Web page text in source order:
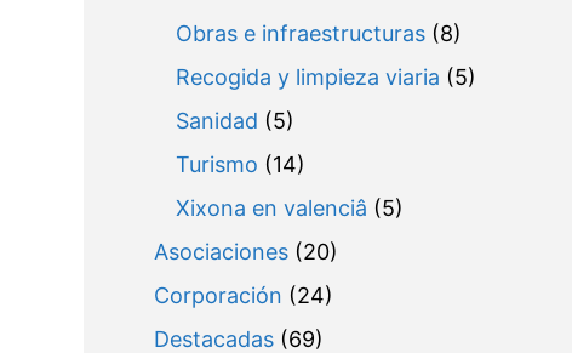
Obras e infraestructuras(8)
Recogida y limpieza viaria (5)
Sanidad (5)
Turismo (14)
Xixona en valenciâ (5)
Asociaciones(20)
Corporación (24)
Destacadas(69)